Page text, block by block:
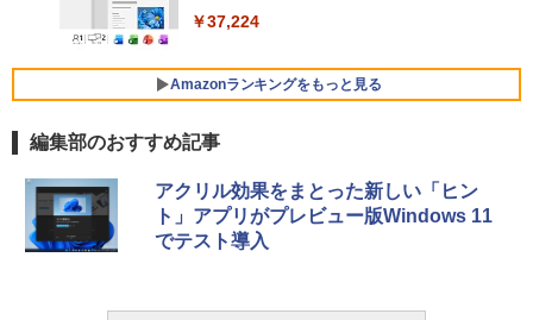
Core i5/16GB/SSD 512GB/ホワイト) FM
VWK3E15W_AZ
￥119,800
￥37,224
Amazonランキングをもっと見る
生成AIパスポート公式テキスト 第４版
￥1,766
Amazon Kindle Paperwhite (16GB) 7イ
ンチディスプレイ、色調調節ライト、12
週間持続バッテリー、広告なし、ブラッ
ク
編集部のおすすめ記事
アクリル効果をまとった新しい「ヒン
ト」アプリがプレビュー版Windows 11
でテスト導入